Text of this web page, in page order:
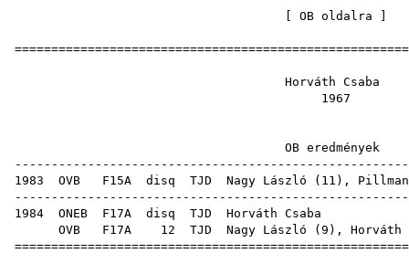
OB oldalra
Horváth
OB
1983 OVB F15A disq TJD Nagy László ( 11 ),
1984 ONEB F17A disq TJD
OVB F17A 12 TJD Nagy László ( 9 ), Horváth